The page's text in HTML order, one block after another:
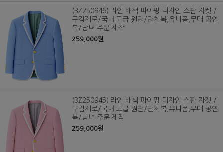
(BZ250946) 라인 배색 파이핑 디자인 스판 자켓 /
구김제로/국내 고급 원단/단체복,유니폼,무대 공연
복/남녀 주문 제작
259,000원
(BZ250945) 라인 배색 파이핑 디자인 스판 자켓 /
구김제로/국내 고급 원단/단체복,유니폼,무대 공연
복/남녀 주문 제작
259,000원